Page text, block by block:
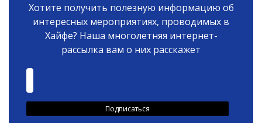
Хотите получить полезную информацию об
интересных мероприятиях, проводимых в
Хайфе? Наша многолетняя интернет-
рассылка вам о них расскажет